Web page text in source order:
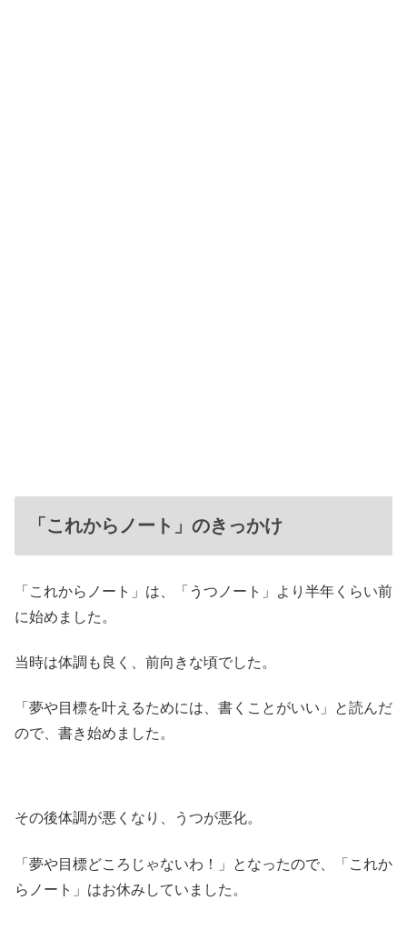
「これからノート」のきっかけ
「これからノート」は、「うつノート」より半年くらい前
に始めました。
当時は体調も良く、前向きな頃でした。
「夢や目標を叶えるためには、書くことがいい」と読んだ
ので、書き始めました。
その後体調が悪くなり、うつが悪化。
「夢や目標どころじゃないわ！」となったので、「これか
らノート」はお休みしていました。